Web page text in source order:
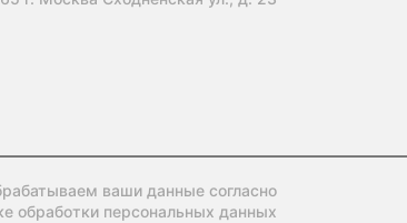
ваши данные согласно
обработки персональных данных